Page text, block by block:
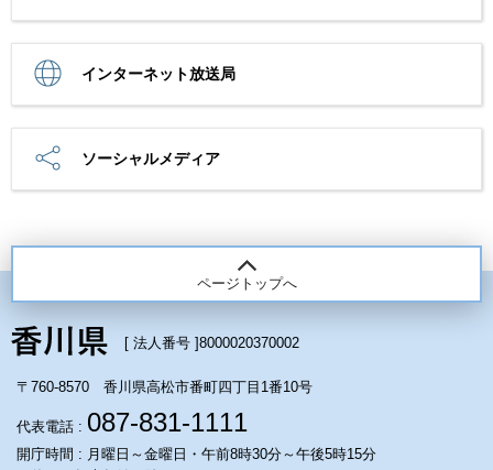
インターネット放送局
ソーシャルメディア
ページトップへ
[ 法人番号 ]8000020370002
〒760-8570 香川県高松市番町四丁目1番10号
代表電話 : 087-831-1111
開庁時間 : 月曜日～金曜日・午前8時30分～午後5時15分